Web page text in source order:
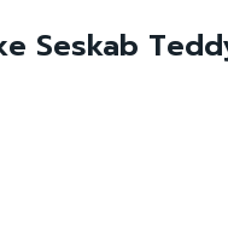
Seskab